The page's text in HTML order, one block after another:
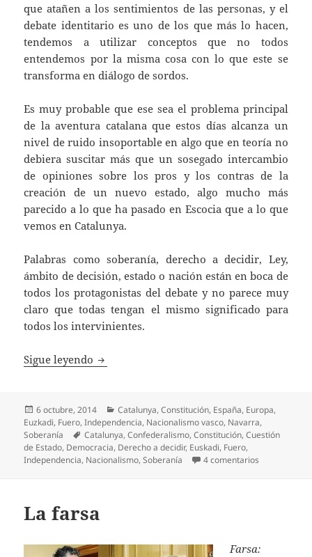
que atañen a los sentimientos de las personas, y el
debate identitario es uno de los que más lo hacen,
tendemos a utilizar conceptos que no todos
entendemos por la misma cosa con lo que este se
transforma en diálogo de sordos.
Es muy probable que ese sea el problema principal
de la aventura catalana que estos días alcanza un
nivel de ruido insoportable en algo que en teoría no
debiera suscitar más que un sosegado intercambio
de opiniones sobre los pros y los contras de la
creación de un nuevo estado, algo mucho más
parecido a lo que ha pasado en Escocia que a lo que
vemos en Catalunya.
Palabras como soberanía, derecho a decidir, Ley,
ámbito de decisión, estado o nación están en boca de
todos los protagonistas del debate y no parece muy
claro que todas tengan el mismo significado para
todos los intervinientes.
Sigue leyendo Derecho a decidir y Soberanía
Publicado
el
6 octubre, 2014 Categorías
Catalunya,Constitución, España, Europa,
Euzkadi, Fuero,Independencia, Nacionalismo vasco, Navarra,
Soberanía
Etiquetas
Catalunya,Confederalismo,Constitución,Cuestión
de Estado, Democracia, Derecho a decidir, Euskadi, Fuero,
Independencia, Nacionalismo,Soberanía 4 comentarios
La farsa
Farsa: